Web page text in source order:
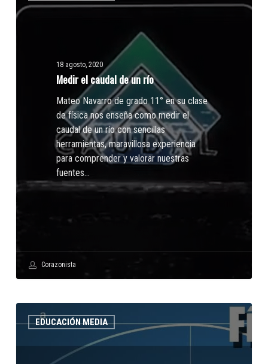
caudal
18 agosto, 2020
Medir el caudal de un río
Mateo Navarro de grado 11° en su clase
de física nos enseña como medir el
caudal de un río con sencillas
herramientas, maravillosa experiencia
para comprender y valorar nuestras
fuentes…
Corazonista
EDUCACIÓN MEDIA
estudiantes